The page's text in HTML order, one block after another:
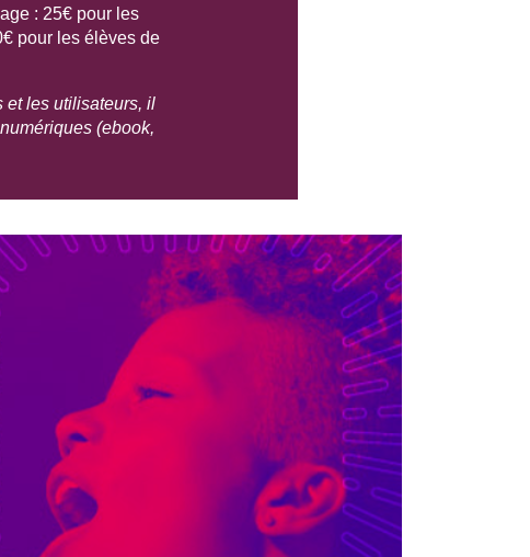
: 25€ pour les
pour les élèves de
et les utilisateurs, il
(ebook,